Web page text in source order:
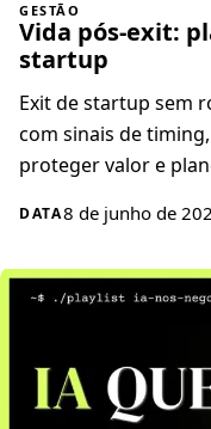
GESTÃO
Vida pós-exit:
startup
Exit de startup sem
com sinais de
proteger valor e
DATA8 de junho de